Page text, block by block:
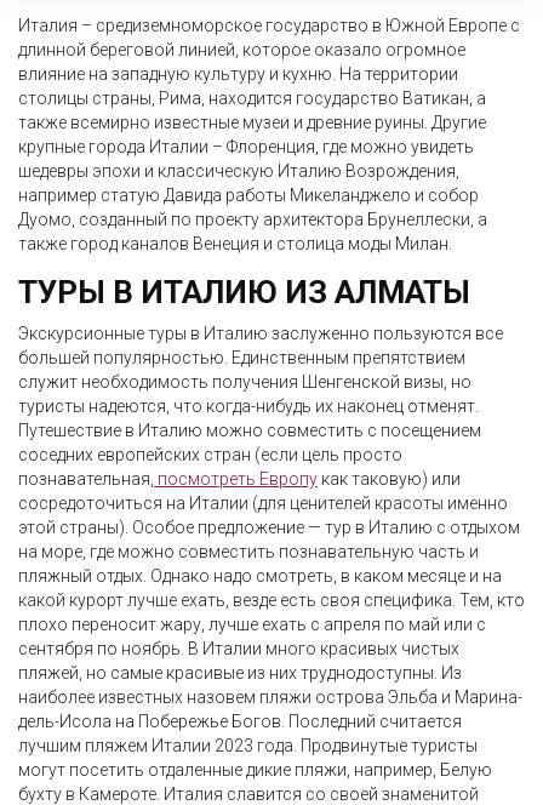
Италия – средиземноморское государство в Южной Европе с
длинной береговой линией, которое оказало огромное
влияние на западную культуру и кухню. На территории
столицы страны, Рима, находится государство Ватикан, а
также всемирно известные музеи и древние руины. Другие
крупные города Италии – Флоренция, где можно увидеть
шедевры эпохи и классическую Италию Возрождения,
например статую Давида работы Микеланджело и собор
Дуомо, созданный по проекту архитектора Брунеллески, а
также город каналов Венеция и столица моды Милан.
ТУРЫ В ИТАЛИЮ ИЗ АЛМАТЫ
Экскурсионные туры в Италию заслуженно пользуются все
большей популярностью. Единственным препятствием
служит необходимость получения Шенгенской визы, но
туристы надеются, что когда-нибудь их наконец отменят.
Путешествие в Италию можно совместить с посещением
соседних европейских стран (если цель просто
познавательная, посмотреть Европу как таковую) или
сосредоточиться на Италии (для ценителей красоты именно
этой страны). Особое предложение — тур в Италию с отдыхом
на море, где можно совместить познавательную часть и
пляжный отдых. Однако надо смотреть, в каком месяце и на
какой курорт лучше ехать, везде есть своя специфика. Тем, кто
плохо переносит жару, лучше ехать с апреля по май или с
сентября по ноябрь. В Италии много красивых чистых
пляжей, но самые красивые из них труднодоступны. Из
наиболее известных назовем пляжи острова Эльба и Марина-
дель-Исола на Побережье Богов. Последний считается
лучшим пляжем Италии 2023 года. Продвинутые туристы
могут посетить отдаленные дикие пляжи, например, Белую
бухту в Камероте. Италия славится со своей знаменитой